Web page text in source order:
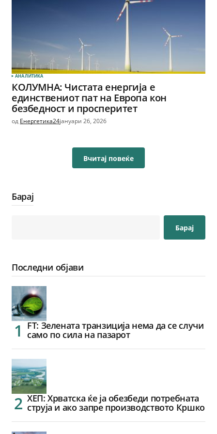
АНАЛИТИКА
КОЛУМНА: Чистата енергија е
единствениот пат на Европа кон
безбедност и просперитет
од Енергетика24јануари 26, 2026
Вчитај повеќе
Барај
Барај
Последни објави
FT: Зелената транзиција нема да се случи
само по сила на пазарот
ХЕП: Хрватска ќе ја обезбеди потребната
струја и ако запре производството Кршко